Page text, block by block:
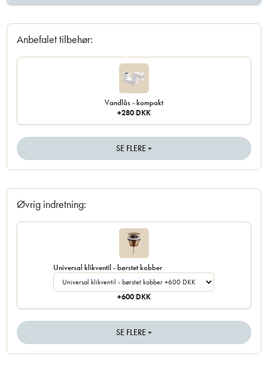
Anbefalet tilbehør:
Vandlås - kompakt
+280 DKK
SE FLERE +
Øvrig indretning:
Universal klikventil - børstet kobber
+600 DKK
SE FLERE +